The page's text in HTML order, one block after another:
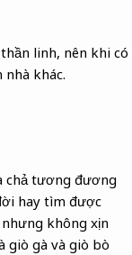
linh, nên khi có
khác.
chả tương đương
hay tìm được
không xịn
giò gà và giò bò